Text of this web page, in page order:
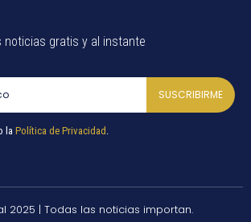
noticias gratis y al instante
SUSCRIBIRME
la Política de Privacidad .
2025 | Todas las noticias importan.